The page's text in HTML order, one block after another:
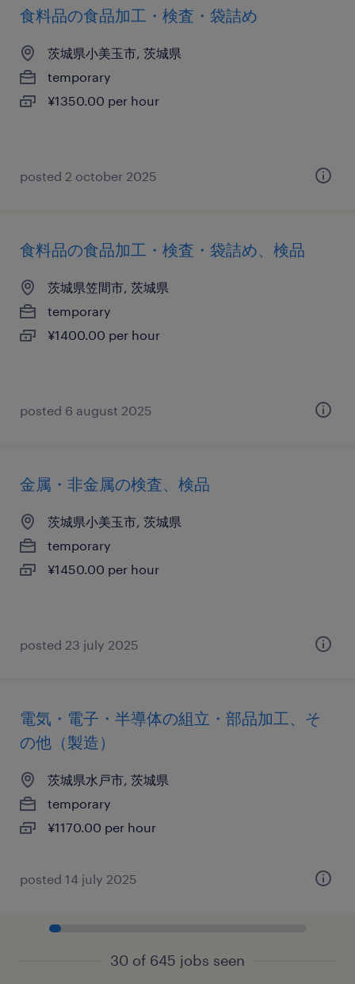
食料品の食品加工・検査・袋詰め
茨城県小美玉市, 茨城県
temporary
¥1350.00 per hour
posted 2 october 2025
食料品の食品加工・検査・袋詰め、検品
茨城県笠間市, 茨城県
temporary
¥1400.00 per hour
posted 6 august 2025
金属・非金属の検査、検品
茨城県小美玉市, 茨城県
temporary
¥1450.00 per hour
posted 23 july 2025
電気・電子・半導体の組立・部品加工、そ
の他（製造）
茨城県水戸市, 茨城県
temporary
¥1170.00 per hour
posted 14 july 2025
30 of 645 jobs seen